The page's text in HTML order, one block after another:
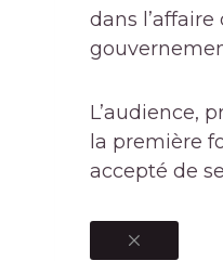
dans
L’audience,
la première
accepté de